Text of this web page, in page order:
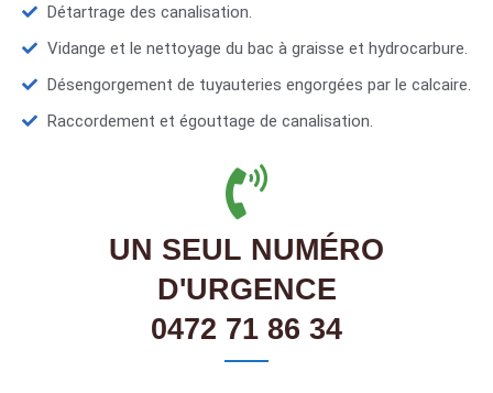
Détartrage des canalisation.
Vidange et le nettoyage du bac à graisse et hydrocarbure.
Désengorgement de tuyauteries engorgées par le calcaire.
Raccordement et égouttage de canalisation.
UN SEUL NUMÉRO
D'URGENCE
0472 71 86 34